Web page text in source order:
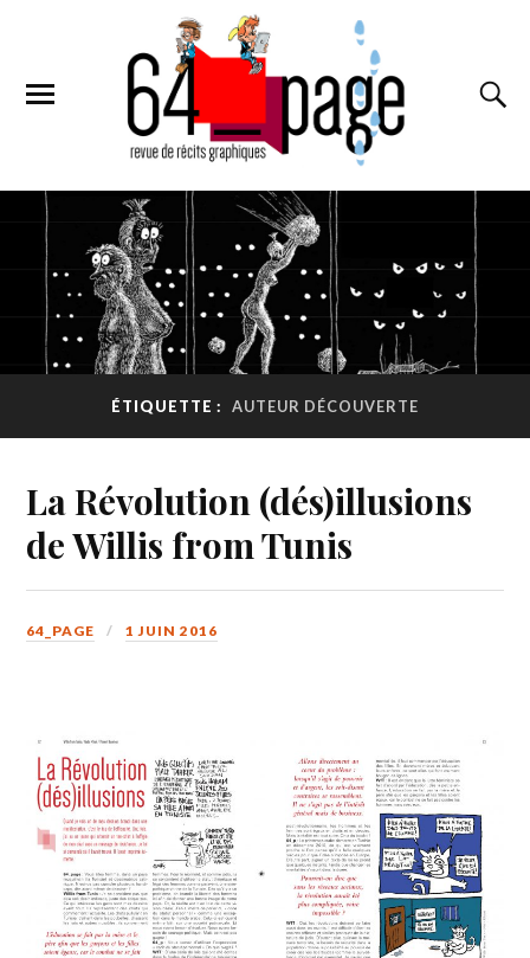
ÉTIQUETTE : AUTEUR DÉCOUVERTE
La Révolution (dés)illusions
de Willis from Tunis
64_PAGE 1 JUIN 2016